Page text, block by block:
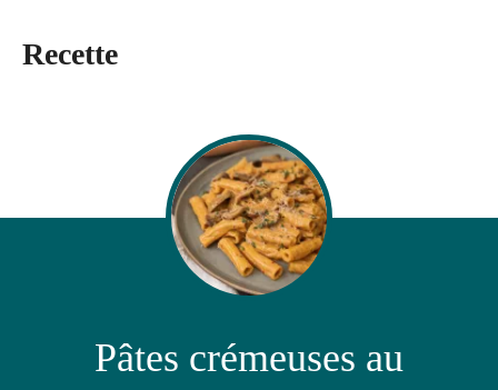
Recette
Pâtes crémeuses au